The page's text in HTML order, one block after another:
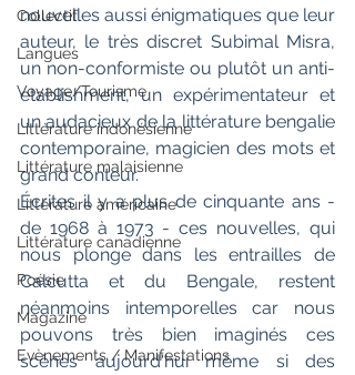
Collectif
Langues
Voyage/Tourisme
Littérature indonésienne
Littérature malaisienne
Littérature américaine
Littérature canadienne
Poésie
Magazine
Evènements / Manifestations
nouvelles aussi énigmatiques que leur
auteur, le très discret Subimal Misra,
un non-conformiste ou plutôt un anti-
etablishment, un expérimentateur et
un audacieux de la littérature bengalie
contemporaine, magicien des mots et
grand conteur.
Écrites il y a plus de cinquante ans -
de 1968 à 1973 - ces nouvelles, qui
nous plonge dans les entrailles de
Calcutta et du Bengale, restent
néanmoins intemporelles car nous
pouvons très bien imaginés ces
scènes aujourd'hui même si des